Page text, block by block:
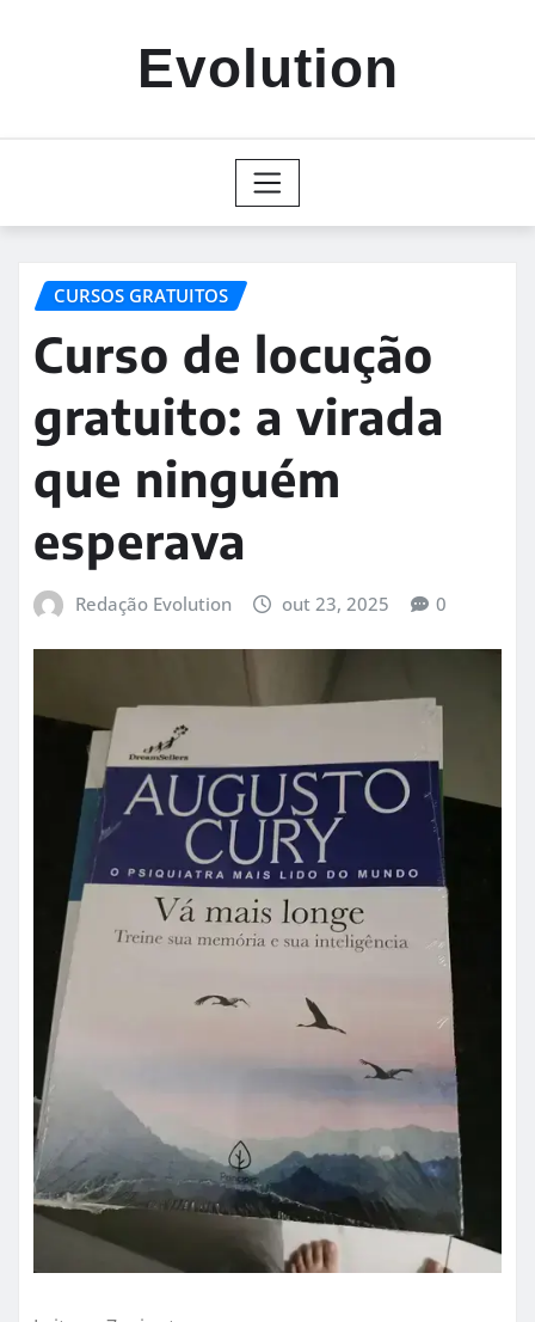
Evolution
CURSOS GRATUITOS
Curso de locução
gratuito: a virada
que ninguém
esperava
Redação Evolution out 23, 2025 0